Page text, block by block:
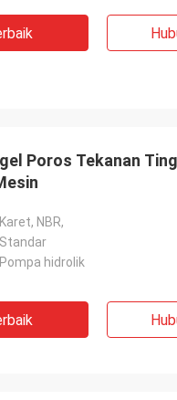
Carlo
saran profesional, barang
baik, kita akan memiliki
Poros Tekanan
Karet, NBR,
Standar
Pompa hidrolik